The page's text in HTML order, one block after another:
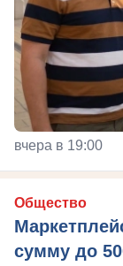
вчера в 19:00
Общество
сумму до